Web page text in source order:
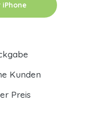
iPhone
Kunden
Preis